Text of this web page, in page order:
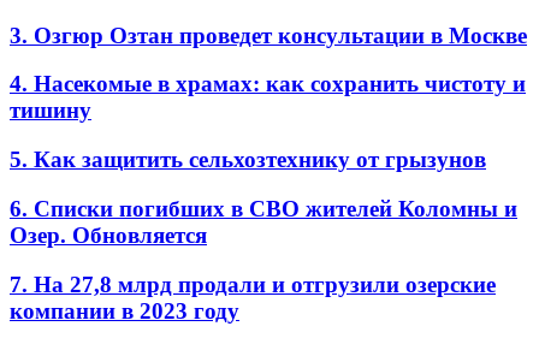
3. Озгюр Озтан проведет консультации в Москве
4. Насекомые в храмах: как сохранить чистоту и
тишину
5. Как защитить сельхозтехнику от грызунов
6. Списки погибших в СВО жителей Коломны и
Озер. Обновляется
7. На 27,8 млрд продали и отгрузили озерские
компании в 2023 году